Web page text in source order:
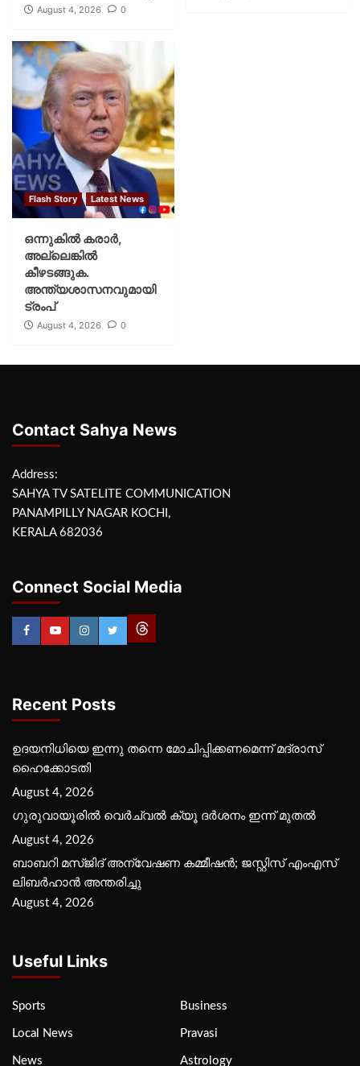
August 4, 2026 0
Flash Story Latest News
ഒന്നുകില്‍ കരാര്‍,
അല്ലെങ്കില്‍
കീഴടങ്ങുക.
അന്ത്യശാസനവുമായി
ട്രംപ്
August 4, 2026 0
Contact Sahya News
Address:
SAHYA TV SATELITE COMMUNICATION
PANAMPILLY NAGAR KOCHI,
KERALA 682036
Connect Social Media
Recent Posts
ഉദയനിധിയെ ഇന്നു തന്നെ മോചിപ്പിക്കണമെന്ന് മദ്രാസ്
ഹൈക്കോടതി
August 4, 2026
ഗുരുവായൂരില്‍ വെര്‍ച്വല്‍ ക്യൂ ദര്‍ശനം ഇന്ന് മുതല്‍
August 4, 2026
ബാബറി മസ്ജിദ് അന്വേഷണ കമ്മീഷന്‍; ജസ്റ്റിസ് എംഎസ്
ലിബര്‍ഹാന്‍ അന്തരിച്ചു
August 4, 2026
Useful Links
Sports Business
Local News Pravasi
News Astrology